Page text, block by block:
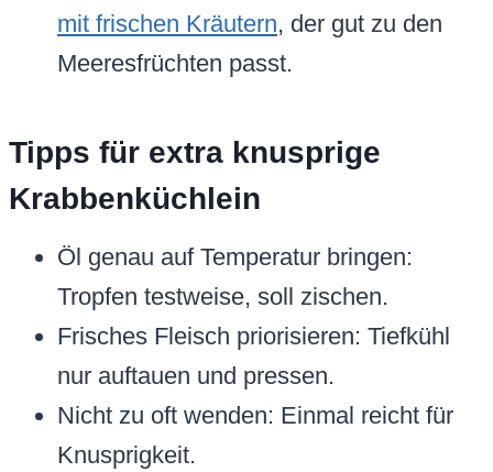
mit frischen Kräutern, der gut zu den
Meeresfrüchten passt.
Tipps für extra knusprige
Krabbenküchlein
Öl genau auf Temperatur bringen:
Tropfen testweise, soll zischen.
Frisches Fleisch priorisieren: Tiefkühl
nur auftauen und pressen.
Nicht zu oft wenden: Einmal reicht für
Knusprigkeit.